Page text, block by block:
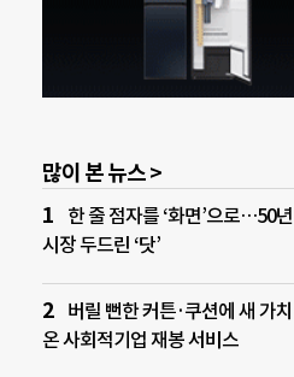
많이 본 뉴스 >
한 줄 점자를 ‘화면’으로…50
시장 두드린 ‘닷’
버릴 뻔한 커튼·쿠션에 새 가
온 사회적기업 재봉 서비스